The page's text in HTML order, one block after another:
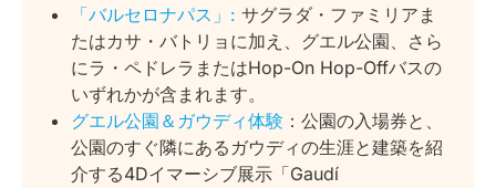
「バルセロナパス」: サグラダ・ファミリアま
たはカサ・バトリョに加え、グエル公園、さら
にラ・ペドレラまたはHop-On Hop-Offバスの
いずれかが含まれます。
グエル公園＆ガウディ体験 ：公園の入場券と、
公園のすぐ隣にあるガウディの生涯と建築を紹
介する4Dイマーシブ展示「Gaudí